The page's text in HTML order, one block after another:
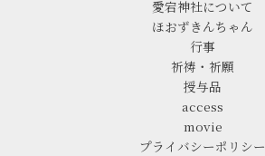
愛宕神社について
ほおずきんちゃん
行事
祈祷・祈願
授与品
access
movie
プライバシーポリシー